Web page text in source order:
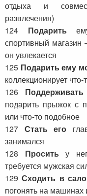
отдыха и
развлечения)
124 Подарить
спортивный магазин
он увлекается
125 Подарить ему
коллекционирует что-
126
подарить прыжок с
или что-то подобное
127 Стать его
занимался
128 Проситьу
требуется мужская
129Сходить в
погонять на машинах